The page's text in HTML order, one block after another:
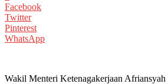
Facebook
Twitter
Pinterest
WhatsApp
Wakil Menteri Ketenagakerjaan